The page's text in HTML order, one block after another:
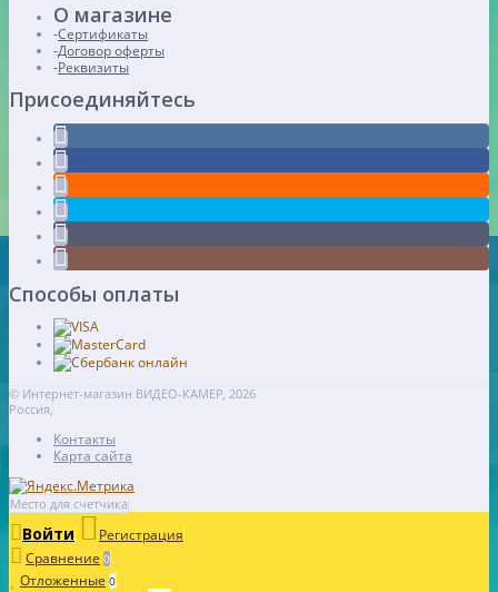
О магазине
Сертификаты
Договор оферты
Реквизиты
Присоединяйтесь
Способы оплаты
© Интернет-магазин ВИДЕО-КАМЕР, 2026
Россия,
Контакты
Карта сайта
Место для счетчика
Войти
Регистрация
Сравнение 0
Отложенные 0